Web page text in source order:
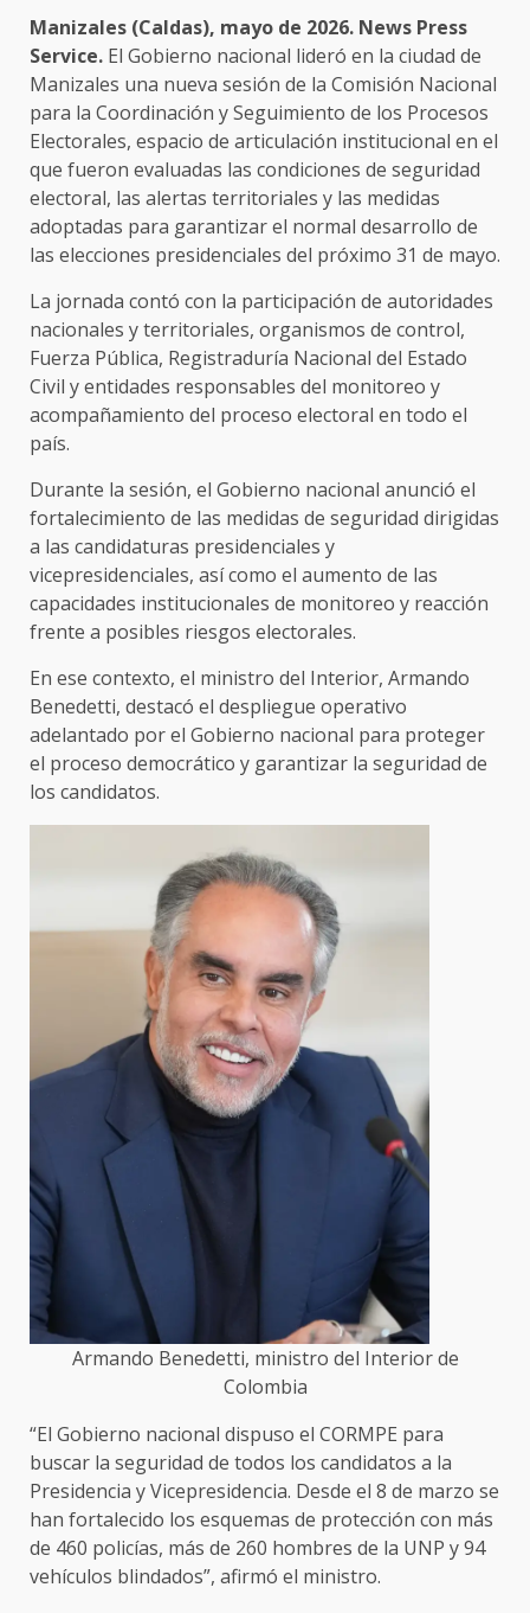
Manizales (Caldas), mayo de 2026. News Press
Service. El Gobierno nacional lideró en la ciudad de
Manizales una nueva sesión de la Comisión Nacional
para la Coordinación y Seguimiento de los Procesos
Electorales, espacio de articulación institucional en el
que fueron evaluadas las condiciones de seguridad
electoral, las alertas territoriales y las medidas
adoptadas para garantizar el normal desarrollo de
las elecciones presidenciales del próximo 31 de mayo.
La jornada contó con la participación de autoridades
nacionales y territoriales, organismos de control,
Fuerza Pública, Registraduría Nacional del Estado
Civil y entidades responsables del monitoreo y
acompañamiento del proceso electoral en todo el
país.
Durante la sesión, el Gobierno nacional anunció el
fortalecimiento de las medidas de seguridad dirigidas
a las candidaturas presidenciales y
vicepresidenciales, así como el aumento de las
capacidades institucionales de monitoreo y reacción
frente a posibles riesgos electorales.
En ese contexto, el ministro del Interior, Armando
Benedetti, destacó el despliegue operativo
adelantado por el Gobierno nacional para proteger
el proceso democrático y garantizar la seguridad de
los candidatos.
Armando Benedetti, ministro del Interior de
Colombia
“El Gobierno nacional dispuso el CORMPE para
buscar la seguridad de todos los candidatos a la
Presidencia y Vicepresidencia. Desde el 8 de marzo se
han fortalecido los esquemas de protección con más
de 460 policías, más de 260 hombres de la UNP y 94
vehículos blindados”, afirmó el ministro.